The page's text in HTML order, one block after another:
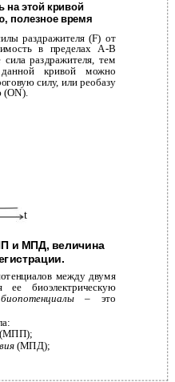
на этой кривой
полезное время
раздражителя (F) от
в пределах А-В
раздражителя, тем
кривой можно
силу, или реобазу
(ON).
t
и МПД, величина
между двумя
биоэлектрическую
биопотенциалы– это
(МПП);
(МПД);